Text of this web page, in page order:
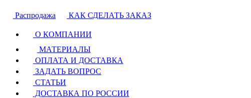
Распродажа КАК СДЕЛАТЬ ЗАКАЗ
О КОМПАНИИ
МАТЕРИАЛЫ
ОПЛАТА И ДОСТАВКА
ЗАДАТЬ ВОПРОС
СТАТЬИ
ДОСТАВКА ПО РОССИИ